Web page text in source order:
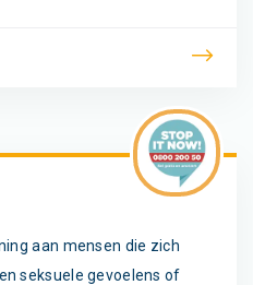
aan mensen die zich
seksuele gevoelens of